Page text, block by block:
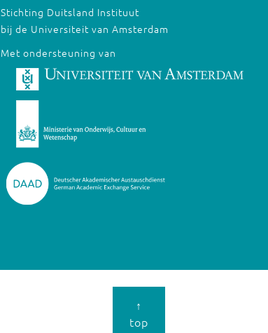
Stichting Duitsland Instituut
bij de Universiteit van Amsterdam
Met ondersteuning van
↑
top